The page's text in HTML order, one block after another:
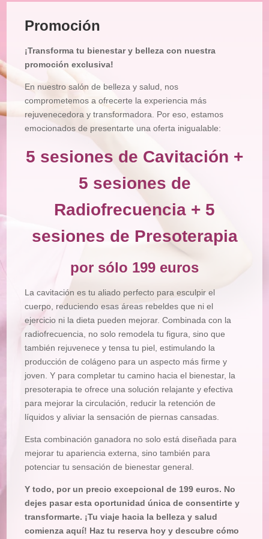
Tratamiento
Tratamiento
Depilación
Manicura
y
Pedicura
Maquillajes
Micropigmentación
Microblading
Pestañas
Peluquería
Promoción
¡Transforma tu bienestar y belleza con nuestra
promoción exclusiva!
En nuestro salón de belleza y salud, nos
comprometemos a ofrecerte la experiencia más
rejuvenecedora y transformadora. Por eso, estamos
emocionados de presentarte una oferta inigualable:
5 sesiones de Cavitación +
5 sesiones de
Radiofrecuencia + 5
sesiones de Presoterapia
por sólo 199 euros
La cavitación es tu aliado perfecto para esculpir el
cuerpo, reduciendo esas áreas rebeldes que ni el
ejercicio ni la dieta pueden mejorar. Combinada con la
radiofrecuencia, no solo remodela tu figura, sino que
también rejuvenece y tensa tu piel, estimulando la
producción de colágeno para un aspecto más firme y
joven. Y para completar tu camino hacia el bienestar, la
presoterapia te ofrece una solución relajante y efectiva
para mejorar la circulación, reducir la retención de
líquidos y aliviar la sensación de piernas cansadas.
Esta combinación ganadora no solo está diseñada para
mejorar tu apariencia externa, sino también para
potenciar tu sensación de bienestar general.
Y todo, por un precio excepcional de 199 euros. No
dejes pasar esta oportunidad única de consentirte y
transformarte. ¡Tu viaje hacia la belleza y salud
comienza aquí! Haz tu reserva hoy y descubre cómo